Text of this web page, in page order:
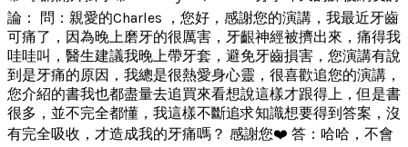
論： 問：親愛的Charles ，您好，感謝您的演講，我最近牙齒
可痛了，因為晚上磨牙的很厲害，牙齦神經被擠出來，痛得我
哇哇叫，醫生建議我晚上帶牙套，避免牙齒損害，您演講有說
到是牙痛的原因，我總是很熱愛身心靈，很喜歡追您的演講，
您介紹的書我也都盡量去追買來看想說這樣才跟得上，但是書
很多，並不完全都懂，我這樣不斷追求知識想要得到答案，沒
有完全吸收，才造成我的牙痛嗎？ 感謝您❤️ 答：哈哈，不會